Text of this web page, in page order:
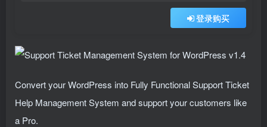
登录购买
Convert your WordPress into Fully Functional Support Ticket
Help Management System and support your customers like
a Pro.